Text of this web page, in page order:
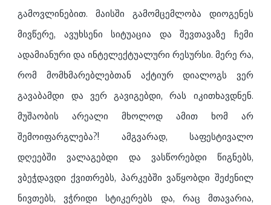
გამოვლინებით. მაისში გამომცემლობა დიოგენეს
მივწერე, ავუხსენი სიტუაცია და შევთავაზე ჩემი
ადამიანური და ინტელექტუალური რესურსი. მერე რა,
რომ მომხმარებლებთან აქტიურ დიალოგს ვერ
გავაბამდი და ვერ გავიგებდი, რას იკითხავდნენ.
მუშაობის არეალი მხოლოდ ამით ხომ არ
შემოიფარგლება?! ამგვარად, საფესტივალო
დღეებში ვალაგებდი და ვასწორებდი წიგნებს,
ვბეჭდავდი ქვითრებს, პარკებში ვაწყობდი შეძენილ
ნივთებს, ვჭრიდი სტიკერებს და, რაც მთავარია,